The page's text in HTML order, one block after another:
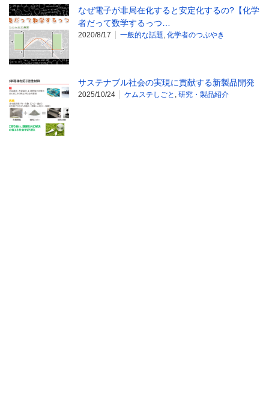
なぜ電子が非局在化すると安定化するの?【化学
者だって数学するっつ…
2020/8/17 一般的な話題, 化学者のつぶやき
サステナブル社会の実現に貢献する新製品開発
2025/10/24 ケムステしごと , 研究・製品紹介